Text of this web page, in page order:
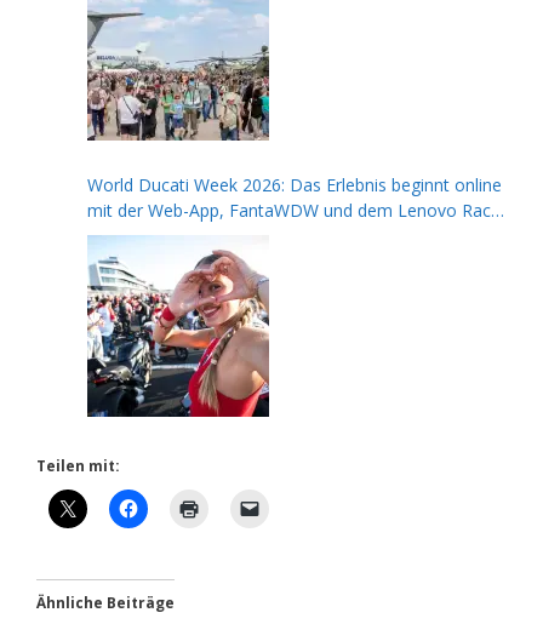
World Ducati Week 2026: Das Erlebnis beginnt online
mit der Web-App, FantaWDW und dem Lenovo Race
of Champions Contest
Teilen mit:
Ähnliche Beiträge